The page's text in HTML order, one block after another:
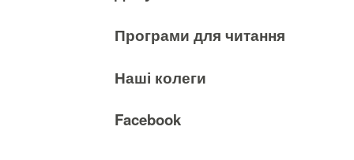
Програми для читання
Наші колеги
Facebook